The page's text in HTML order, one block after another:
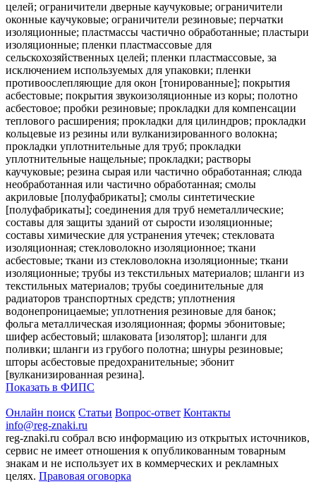
целей; ограничители дверные каучуковые; ограничители
оконные каучуковые; ограничители резиновые; перчатки
изоляционные; пластмассы частично обработанные; пластыри
изоляционные; пленки пластмассовые для
сельскохозяйственных целей; пленки пластмассовые, за
исключением используемых для упаковки; пленки
противоослепляющие для окон [тонированные]; покрытия
асбестовые; покрытия звукоизоляционные из коры; полотно
асбестовое; пробки резиновые; прокладки для компенсации
теплового расширения; прокладки для цилиндров; прокладки
кольцевые из резины или вулканизированного волокна;
прокладки уплотнительные для труб; прокладки
уплотнительные нащельные; прокладки; растворы
каучуковые; резина сырая или частично обработанная; слюда
необработанная или частично обработанная; смолы
акриловые [полуфабрикаты]; смолы синтетические
[полуфабрикаты]; соединения для труб неметаллические;
составы для защиты зданий от сырости изоляционные;
составы химические для устранения утечек; стекловата
изоляционная; стекловолокно изоляционное; ткани
асбестовые; ткани из стекловолокна изоляционные; ткани
изоляционные; трубы из текстильных материалов; шланги из
текстильных материалов; трубы соединительные для
радиаторов транспортных средств; уплотнения
водонепроницаемые; уплотнения резиновые для банок;
фольга металлическая изоляционная; формы эбонитовые;
шифер асбестовый; шлаковата [изолятор]; шланги для
поливки; шланги из грубого полотна; шнуры резиновые;
шторы асбестовые предохранительные; эбонит
[вулканизированная резина].
Показать в ФИПС
Онлайн поиск Статьи Вопрос-ответ Контакты
info@reg-znaki.ru
reg-znaki.ru собрал всю информацию из открытых источников,
сервис не имеет отношения к опубликованным товарным
знакам и не использует их в коммерческих и рекламных
целях. Правовая оговорка